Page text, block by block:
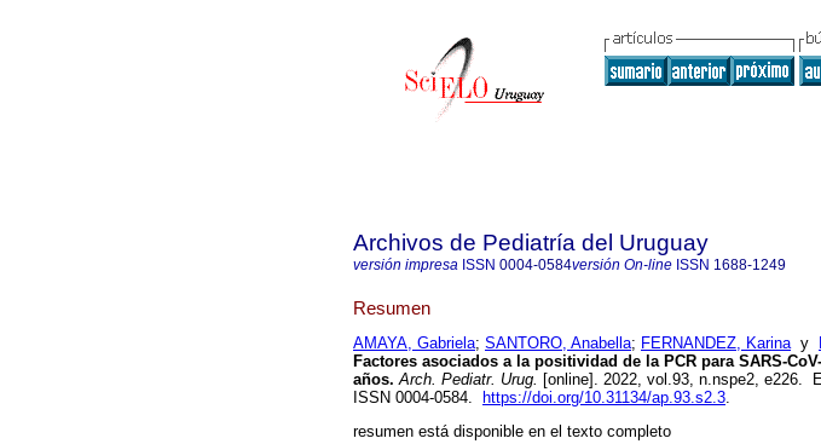
Archivos de Pediatría del Uruguay
versión impresa ISSN 0004-0584versión On-line ISSN 1688-1249
Resumen
AMAYA, Gabriela; SANTORO, Anabella; FERNANDEZ, Karinay
Factores asociados a la positividad de la PCR para SARS-
años. Arch. Pediatr. Urug. [online]. 2022, vol.93, n.nspe2, e226.
ISSN 0004-0584.
https://doi.org/10.31134/ap.93.s2.3.
resumen está disponible en el texto completo